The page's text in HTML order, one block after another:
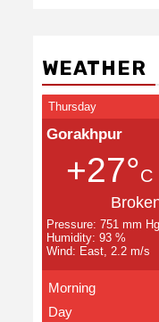
WEATHER
Thursday
Gorakhpur
+27°C
Pressure: 751 mm Hg
Humidity: 93 %
Wind: East, 2.2 m/s
Morning
Day